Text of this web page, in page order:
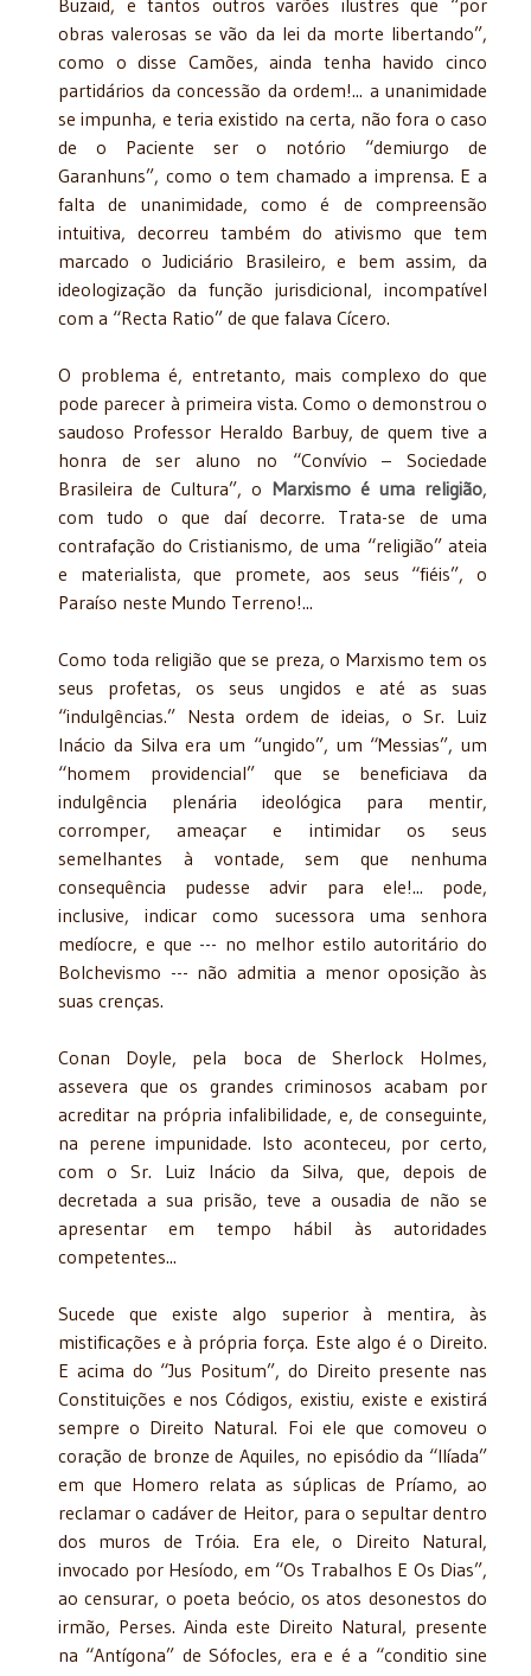
obras valerosas se vão da lei da morte libertando”,
como o disse Camões, ainda tenha havido cinco
partidários da concessão da ordem!... a unanimidade
se impunha, e teria existido na certa, não fora o caso
de o Paciente ser o notório “demiurgo de
Garanhuns”, como o tem chamado a imprensa. E a
falta de unanimidade, como é de compreensão
intuitiva, decorreu também do ativismo que tem
marcado o Judiciário Brasileiro, e bem assim, da
ideologização da função jurisdicional, incompatível
com a “Recta Ratio” de que falava Cícero.
O problema é, entretanto, mais complexo do que
pode parecer à primeira vista. Como o demonstrou o
saudoso Professor Heraldo Barbuy, de quem tive a
honra de ser aluno no “Convívio – Sociedade
Brasileira de Cultura”, o Marxismo é uma religião,
com tudo o que daí decorre. Trata-se de uma
contrafação do Cristianismo, de uma “religião” ateia
e materialista, que promete, aos seus “fiéis”, o
Paraíso neste Mundo Terreno!...
Como toda religião que se preza, o Marxismo tem os
seus profetas, os seus ungidos e até as suas
“indulgências.” Nesta ordem de ideias, o Sr. Luiz
Inácio da Silva era um “ungido”, um “Messias”, um
“homem providencial” que se beneficiava da
indulgência plenária ideológica para mentir,
corromper, ameaçar e intimidar os seus
semelhantes à vontade, sem que nenhuma
consequência pudesse advir para ele!... pode,
inclusive, indicar como sucessora uma senhora
medíocre, e que --- no melhor estilo autoritário do
Bolchevismo --- não admitia a menor oposição às
suas crenças.
Conan Doyle, pela boca de Sherlock Holmes,
assevera que os grandes criminosos acabam por
acreditar na própria infalibilidade, e, de conseguinte,
na perene impunidade. Isto aconteceu, por certo,
com o Sr. Luiz Inácio da Silva, que, depois de
decretada a sua prisão, teve a ousadia de não se
apresentar em tempo hábil às autoridades
competentes...
Sucede que existe algo superior à mentira, às
mistificações e à própria força. Este algo é o Direito.
E acima do “Jus Positum”, do Direito presente nas
Constituições e nos Códigos, existiu, existe e existirá
sempre o Direito Natural. Foi ele que comoveu o
coração de bronze de Aquiles, no episódio da “Ilíada”
em que Homero relata as súplicas de Príamo, ao
reclamar o cadáver de Heitor, para o sepultar dentro
dos muros de Tróia. Era ele, o Direito Natural,
invocado por Hesíodo, em “Os Trabalhos E Os Dias”,
ao censurar, o poeta beócio, os atos desonestos do
irmão, Perses. Ainda este Direito Natural, presente
na “Antígona” de Sófocles, era e é a “conditio sine